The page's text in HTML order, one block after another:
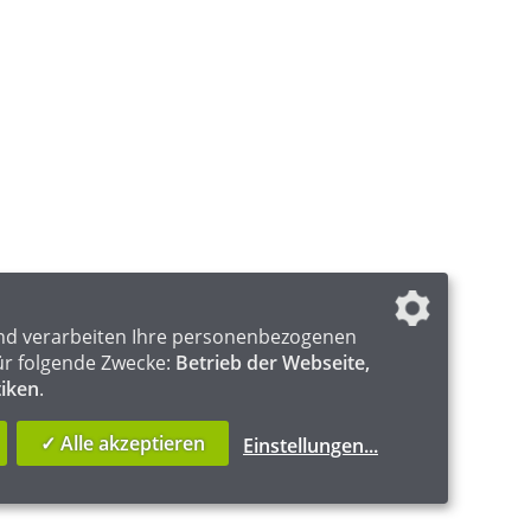
verarbeiten Ihre personenbezogenen
folgende Zwecke: Betrieb der Webseite,
.
✓ Alle akzeptieren Einstellungen...